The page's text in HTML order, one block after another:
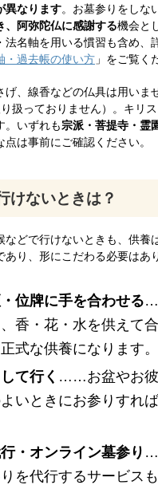
異なります。お墓参りをしな
、阿弥陀仏に感謝する機会と
法名軸を用いる慣習も含め、
・過去帳の使い方 」をご覧く
げ、線香などの仏具は用いま
扱っておりません）。キリ
。いずれも宗派・菩提寺・霊
点は事前にご確認ください。
けないときは？
どで行けないときも、供養
あり、形にこだわる必要はあ
位牌に手を合わせる
香・花・水を供えて
式な供養になります。
て行く ……お盆やお彼
いときにお参りすれ
・オンライン墓参り
を代行するサービス